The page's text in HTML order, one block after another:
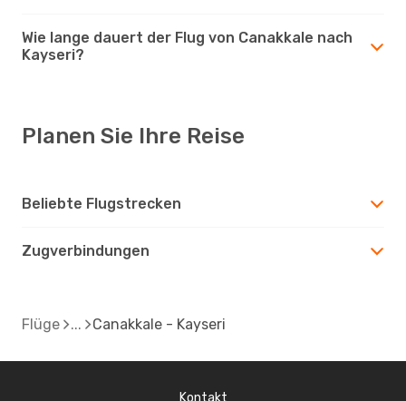
Wie lange dauert der Flug von Canakkale nach
Kayseri?
Planen Sie Ihre Reise
Beliebte Flugstrecken
Zugverbindungen
Flüge Canakkale - Kayseri
Kontakt